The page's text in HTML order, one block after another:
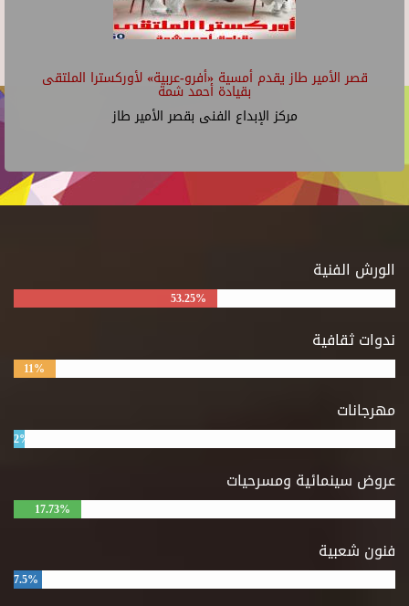
قصر الأمير طاز يقدم أمسية «أفرو-عربية» لأوركسترا الملتقى
بقيادة أحمد شمة
مركز الإبداع الفنى بقصر الأمير طاز
الورش الفنية
53.25%
ندوات ثقافية
11%
مهرجانات
2%
عروض سينمائية ومسرحيات
17.73%
فنون شعبية
7.5%